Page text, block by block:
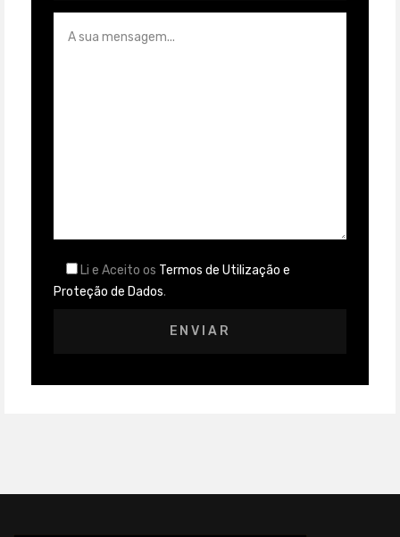
Li e Aceito os Termos de Utilização e
Proteção de Dados.